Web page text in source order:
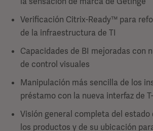
Verificación Citrix-Ready™ para
de la infraestructura de TI
Capacidades de BI mejoradas con
de control visuales
Manipulación más sencilla de los
préstamo con la nueva interfaz de
Visión general completa del estado
los productos y de su ubicación